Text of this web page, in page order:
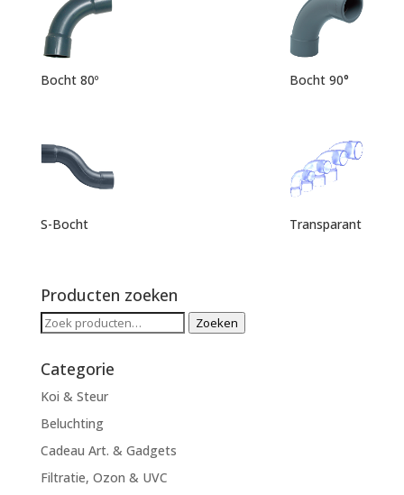
Bocht 80º Bocht 90°
S-Bocht Transparant
Producten zoeken
Zoeken
Zoeken
Categorie
Koi & Steur
Beluchting
Cadeau Art. & Gadgets
Filtratie, Ozon & UVC